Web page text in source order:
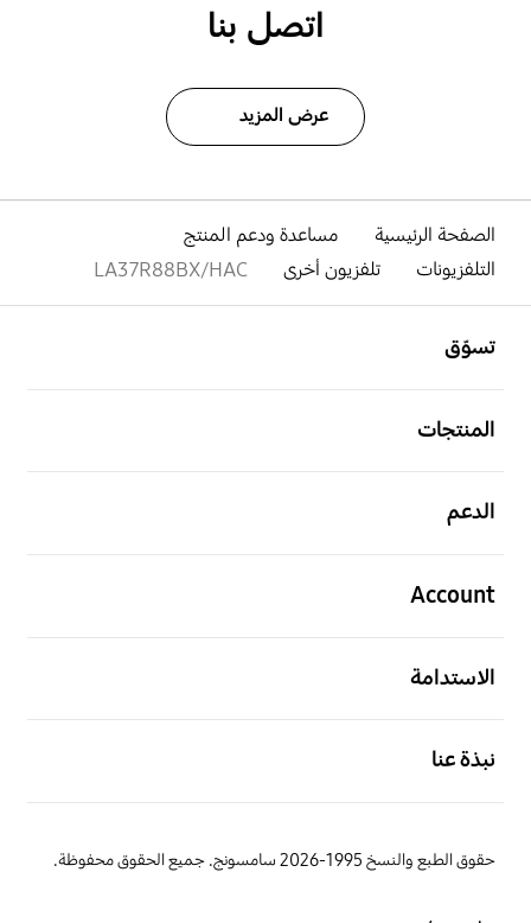
اتصل بنا
عرض المزيد
الصفحة الرئيسية
مساعدة ودعم المنتج
التلفزيونات
تلفزيون أخرى LA37R88BX/HAC
تسوّق
المنتجات
الدعم
Account
الاستدامة
نبذة عنا
حقوق الطبع والنسخ 1995-2026 سامسونج. جميع الحقوق محفوظة.